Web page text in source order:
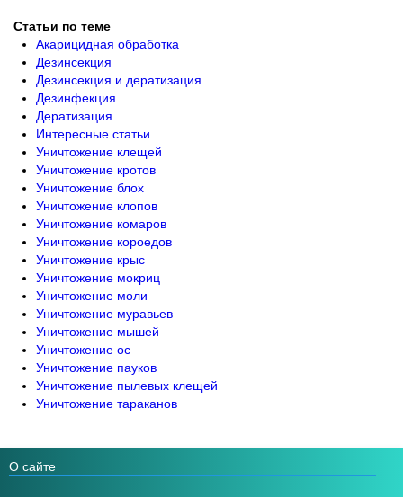
Статьи по теме
Акарицидная обработка
Дезинсекция
Дезинсекция и дератизация
Дезинфекция
Дератизация
Интересные статьи
Уничтожение клещей
Уничтожение кротов
Уничтожение блох
Уничтожение клопов
Уничтожение комаров
Уничтожение короедов
Уничтожение крыс
Уничтожение мокриц
Уничтожение моли
Уничтожение муравьев
Уничтожение мышей
Уничтожение ос
Уничтожение пауков
Уничтожение пылевых клещей
Уничтожение тараканов
О сайте